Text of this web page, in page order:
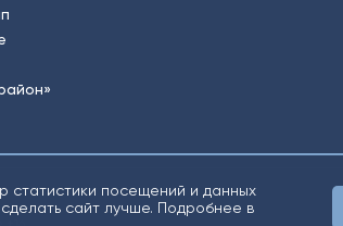
статистики посещений и данных
сайт лучше. Подробнее в